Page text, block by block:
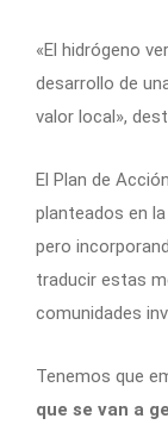
«El hidrógeno
desarrollo de
valor local»,
El Plan de
planteados en
pero
traducir estas
comunidades
Tenemos que
que se van a